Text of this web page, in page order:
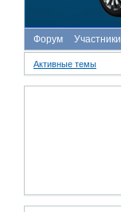
Форум Участники
Активные темы